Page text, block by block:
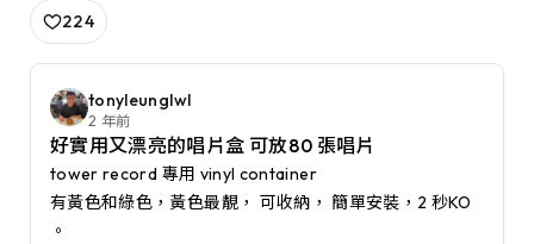
224
tonyleunglwl
2 年前
好實用又漂亮的唱片盒 可放80 張唱片
tower record 專用 vinyl container
有黃色和綠色，黃色最靚， 可收納， 簡單安裝，2 秒KO
。